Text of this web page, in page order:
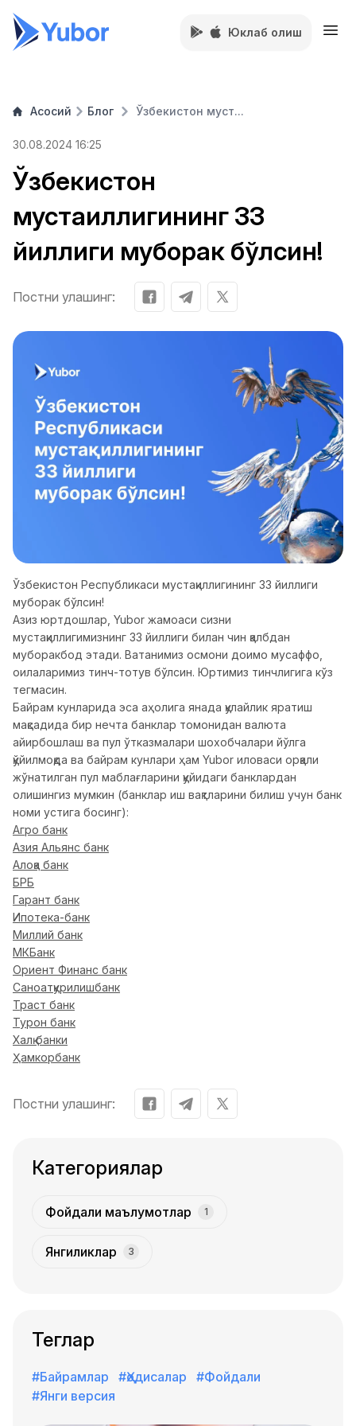
Юклаб олиш
Асосий Блог Ўзбекистон муст...
30.08.2024 16:25
Ўзбекистон
мустақиллигининг 33
йиллиги муборак бўлсин!
Постни улашинг:
Ўзбекистон Республикаси мустақиллигининг 33 йиллиги
муборак бўлсин!
Азиз юртдошлар, Yubor жамоаси сизни
мустақиллигимизнинг 33 йиллиги билан чин қалбдан
муборакбод этади. Ватанимиз осмони доимо мусаффо,
оилаларимиз тинч-тотув бўлсин. Юртимиз тинчлигига кўз
тегмасин.
Байрам кунларида эса аҳолига янада қулайлик яратиш
мақсадида бир нечта банклар томонидан валюта
айирбошлаш ва пул ўтказмалари шохобчалари йўлга
қўйилмоқда ва байрам кунлари ҳам Yubor иловаси орқали
жўнатилган пул маблағларини қуйидаги банклардан
олишингиз мумкин (банклар иш вақтларини билиш учун банк
номи устига босинг):
Агро банк
Азия Альянс банк
Алоқа банк
БРБ
Гарант банк
Ипотека-банк
Миллий банк
МКБанк
Ориент Финанс банк
Саноатқурилишбанк
Траст банк
Турон банк
Халқ банки
Ҳамкорбанк
Постни улашинг:
Категориялар
Фойдали маълумотлар 1
Янгиликлар 3
Теглар
#Байрамлар #Ҳодисалар
#Фойдали
#Янги версия